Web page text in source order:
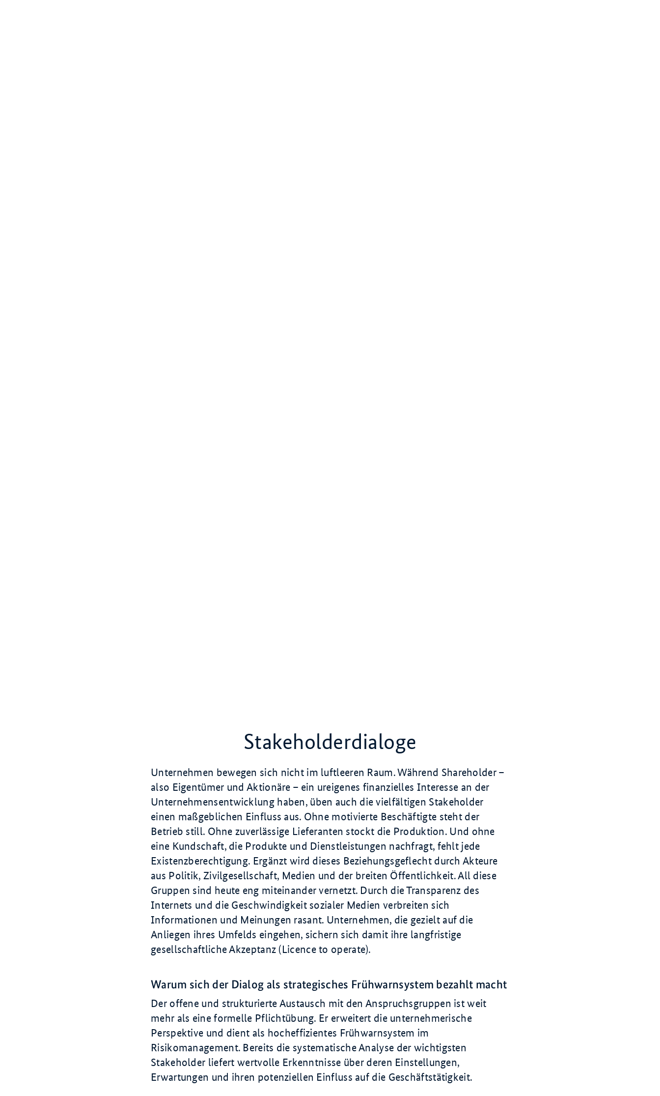
Stakeholderdialoge
Unternehmen bewegen sich nicht im luftleeren Raum. Während Shareholder –
also Eigentümer und Aktionäre – ein ureigenes finanzielles Interesse an der
Unternehmensentwicklung haben, üben auch die vielfältigen Stakeholder
einen maßgeblichen Einfluss aus. Ohne motivierte Beschäftigte steht der
Betrieb still. Ohne zuverlässige Lieferanten stockt die Produktion. Und ohne
eine Kundschaft, die Produkte und Dienstleistungen nachfragt, fehlt jede
Existenzberechtigung. Ergänzt wird dieses Beziehungsgeflecht durch Akteure
aus Politik, Zivilgesellschaft, Medien und der breiten Öffentlichkeit. All diese
Gruppen sind heute eng miteinander vernetzt. Durch die Transparenz des
Internets und die Geschwindigkeit sozialer Medien verbreiten sich
Informationen und Meinungen rasant. Unternehmen, die gezielt auf die
Anliegen ihres Umfelds eingehen, sichern sich damit ihre langfristige
gesellschaftliche Akzeptanz (Licence to operate).
Warum sich der Dialog als strategisches Frühwarnsystem bezahlt macht
Der offene und strukturierte Austausch mit den Anspruchsgruppen ist weit
mehr als eine formelle Pflichtübung. Er erweitert die unternehmerische
Perspektive und dient als hocheffizientes Frühwarnsystem im
Risikomanagement. Bereits die systematische Analyse der wichtigsten
Stakeholder liefert wertvolle Erkenntnisse über deren Einstellungen,
Erwartungen und ihren potenziellen Einfluss auf die Geschäftstätigkeit.